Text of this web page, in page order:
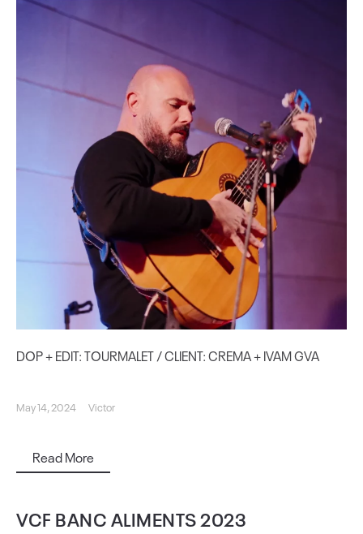
DOP + EDIT: TOURMALET / CLIENT: CREMA + IVAM GVA
May 14, 2024 Victor
Read More
VCF BANC ALIMENTS 2023